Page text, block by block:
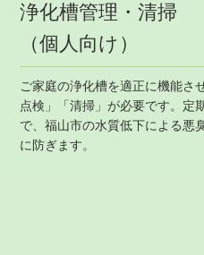
浄化槽管理・清掃
（個人向け）
ご家庭の浄化槽を適正に機能さ
点検」「清掃」が必要です。定
で、福山市の水質低下による悪
に防ぎます。